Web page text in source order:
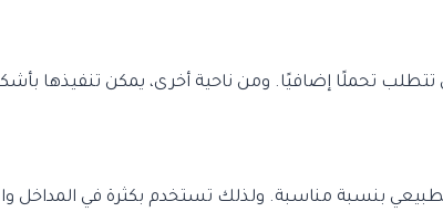
تتطلب تحملًا إضافيًا. ومن ناحية أخرى، يمكن تنفيذها
بنسبة مناسبة. ولذلك تستخدم بكثرة في المداخل